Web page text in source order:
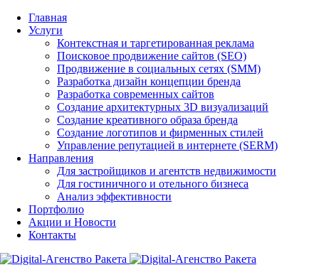
Главная
Услуги
Контекстная и таргетированная реклама
Поисковое продвижение сайтов (SEO)
Продвижение в социальных сетях (SMM)
Разработка дизайн концепции бренда
Разработка современных сайтов
Создание архитектурных 3D визуализаций
Создание креативного образа бренда
Создание логотипов и фирменных стилей
Управление репутацией в интернете (SERM)
Направления
Для застройщиков и агентств недвижимости
Для гостиничного и отельного бизнеса
Анализ эффективности
Портфолио
Акции и Новости
Контакты